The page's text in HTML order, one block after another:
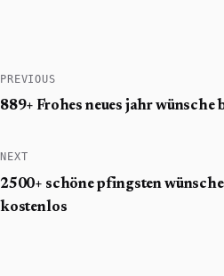
PREVIOUS
889+ Frohes neues jahr wünsche​
NEXT
2500+ schöne pfingsten
kostenlos